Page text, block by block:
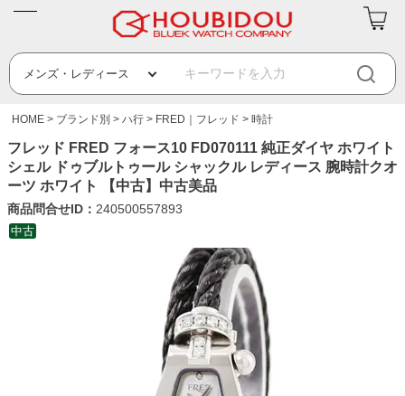
HOME ブランド別 ハ行 FRED｜フレッド 時計
フレッド FRED フォース10 FD070111 純正ダイヤ ホワイト
シェル ドゥブルトゥール シャックル レディース 腕時計クオ
ーツ ホワイト 【中古】中古美品
商品問合せID： 240500557893
中古